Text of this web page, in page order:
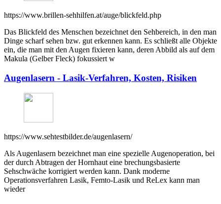
https://www.brillen-sehhilfen.at/auge/blickfeld.php
Das Blickfeld des Menschen bezeichnet den Sehbereich, in den man
Dinge scharf sehen bzw. gut erkennen kann. Es schließt alle Objekte
ein, die man mit den Augen fixieren kann, deren Abbild als auf dem
Makula (Gelber Fleck) fokussiert w
Augenlasern - Lasik-Verfahren, Kosten, Risiken
https://www.sehtestbilder.de/augenlasern/
Als Augenlasern bezeichnet man eine spezielle Augenoperation, bei
der durch Abtragen der Hornhaut eine brechungsbasierte
Sehschwäche korrigiert werden kann. Dank moderne
Operationsverfahren Lasik, Femto-Lasik und ReLex kann man
wieder